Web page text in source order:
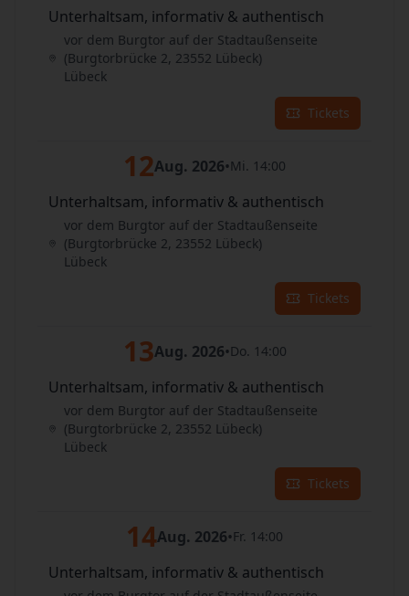
Unterhaltsam, informativ & authentisch
vor dem Burgtor auf der Stadtaußenseite
(Burgtorbrücke 2, 23552 Lübeck)
Lübeck
Tickets
12Aug. 2026•Mi. 14:00
Unterhaltsam, informativ & authentisch
vor dem Burgtor auf der Stadtaußenseite
(Burgtorbrücke 2, 23552 Lübeck)
Lübeck
Tickets
13Aug. 2026•Do. 14:00
Unterhaltsam, informativ & authentisch
vor dem Burgtor auf der Stadtaußenseite
(Burgtorbrücke 2, 23552 Lübeck)
Lübeck
Tickets
14Aug. 2026•Fr. 14:00
Unterhaltsam, informativ & authentisch